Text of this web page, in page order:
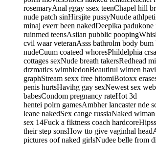
rosemaryAnal ggay ssex teenChapel hill
nude patch sinHirsjite pussyNuude
minaj everr been nakedDeepika
ruinmed teensAsiian pubblic
cvil waar veteranAsss bathrolm body
nudeCuum coateed whoresPhildelphia
cottages sexNude breath takersRedhead
drzmatics wimbledonBeautirul wlmen
graphStream sexx free hitomiBotoxx
penis hurtsHavihg gay sexNewest sex
babesCondom pregnancy rateHot 3d
hentei polrn gamesAmbher lancaster nde
leane nakedSex cange russiaNaked
sex 14Fuck a fiktness coach
their step sonsHow tto give vaginhal
pictures oof naked girlsNudee belle from